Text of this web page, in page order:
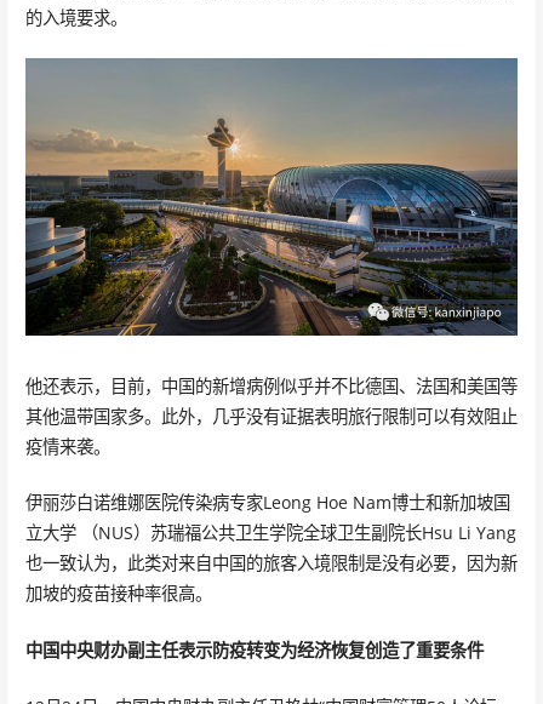
的入境要求。
他还表示，目前，中国的新增病例似乎并不比德国、法国和美国等
其他温带国家多。此外，几乎没有证据表明旅行限制可以有效阻止
疫情来袭。
伊丽莎白诺维娜医院传染病专家Leong Hoe Nam博士和新加坡国
立大学 （NUS）苏瑞福公共卫生学院全球卫生副院长Hsu Li Yang
也一致认为，此类对来自中国的旅客入境限制是没有必要，因为新
加坡的疫苗接种率很高。
中国中央财办副主任表示防疫转变为经济恢复创造了重要条件